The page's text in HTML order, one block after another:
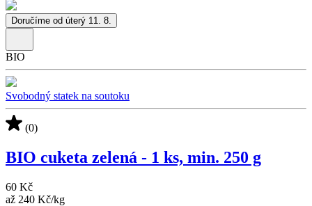
Doručíme od úterý 11. 8.
BIO
Svobodný statek na soutoku
(0)
BIO cuketa zelená - 1 ks, min. 250 g
60 Kč
až 240 Kč/kg